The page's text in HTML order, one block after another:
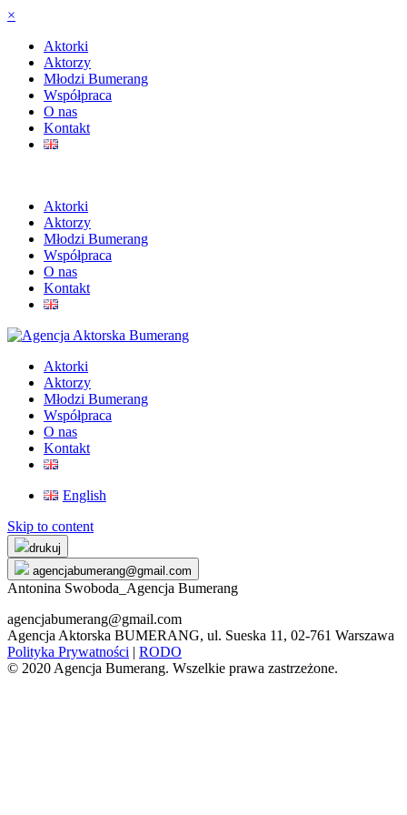
×
Aktorki
Aktorzy
Młodzi Bumerang
Współpraca
O nas
Kontakt
Aktorki
Aktorzy
Młodzi Bumerang
Współpraca
O nas
Kontakt
Aktorki
Aktorzy
Młodzi Bumerang
Współpraca
O nas
Kontakt
English
Skip to content
drukuj
agencjabumerang@gmail.com
Antonina Swoboda_Agencja Bumerang
agencjabumerang@gmail.com
Agencja Aktorska BUMERANG, ul. Sueska 11, 02-761 Warszawa
Polityka Prywatności | RODO
© 2020 Agencja Bumerang. Wszelkie prawa zastrzeżone.